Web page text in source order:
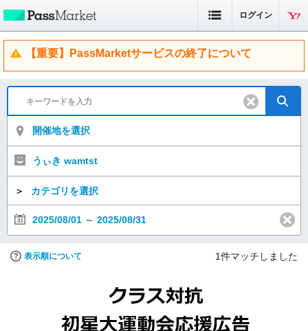
ログイン
【重要】PassMarketサービスの終了について
開催地を選択
うぃき wamtst
＞ カテゴリを選択
2025/08/01 ～ 2025/08/31
表示順について 1件マッチしました